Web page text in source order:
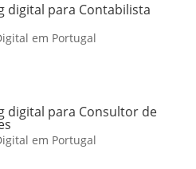
digital para Contabilista
em Portugal
digital para Consultor de
em Portugal